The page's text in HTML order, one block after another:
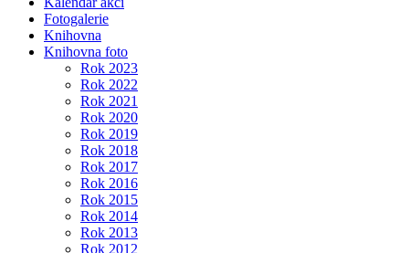
Fotogalerie
Knihovna
Knihovna foto
Rok 2023
Rok 2022
Rok 2021
Rok 2020
Rok 2019
Rok 2018
Rok 2017
Rok 2016
Rok 2015
Rok 2014
Rok 2013
Rok 2012